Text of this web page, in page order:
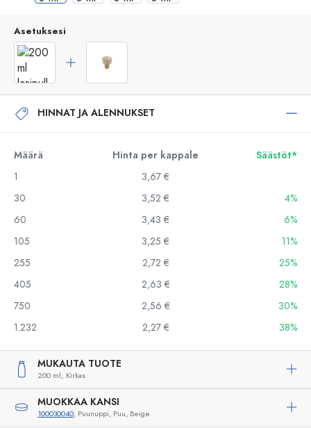
Asetuksesi
HINNAT JA ALENNUKSET
Määrä Hinta per kappale
Säästöt*
1
3,67 €
30
3,52 €
4%
60
3,43 €
6%
105
3,25 €
11%
255
2,72 €
25%
405
2,63 €
28%
750
2,56 €
30%
1.232
2,27 € 38%
MUKAUTA TUOTE
200 ml, Kirkas
MUOKKAA KANSI
100030040, Puunuppi, Puu, Beige